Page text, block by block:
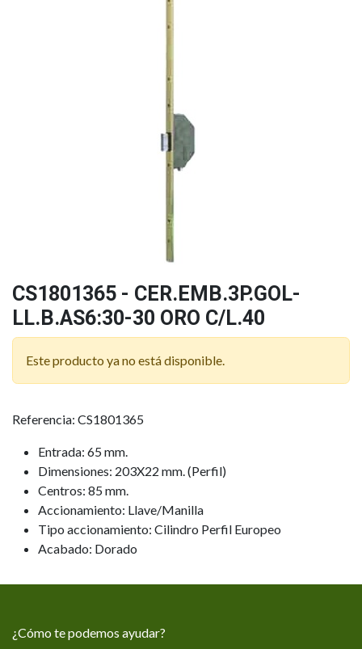
CS1801365 - CER.EMB.3P.GOL-
LL.B.AS6:30-30 ORO C/L.40
Este producto ya no está disponible.
Referencia: CS1801365
Entrada: 65 mm.
Dimensiones: 203X22 mm. (Perfil)
Centros: 85 mm.
Accionamiento: Llave/Manilla
Tipo accionamiento: Cilindro Perfil Europeo
Acabado: Dorado
¿Cómo te podemos ayudar?